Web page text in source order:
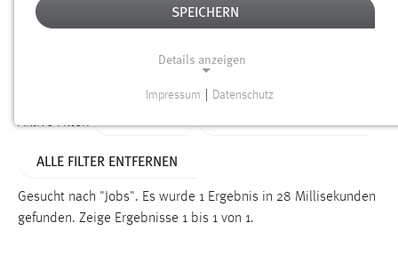
Alter
Aktive Filter:
ALLE FILTER ENTFERNEN
Gesucht nach "Jobs". Es wurde 1 Ergebnis in 28 Millisekunden
gefunden. Zeige Ergebnisse 1 bis 1 von 1.
SPEICHERN
Details anzeigen
Funktionen und sind für die einwandfreie Funktion der
Einverständnis
Impressum Datenschutz